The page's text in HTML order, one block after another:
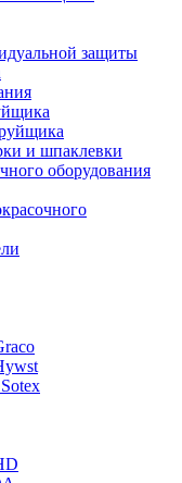
защиты
и шпаклевки
оборудования